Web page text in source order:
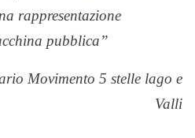
rappresentazione
pubblica”
Movimento 5 stelle lago e
Valli